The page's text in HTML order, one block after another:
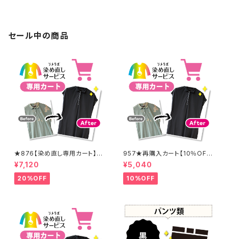
セール中の商品
★876【染め直し専用カート】8
900円
¥7,120
20%OFF
957★再購入カート【10％OF
F】
¥5,040
10%OFF